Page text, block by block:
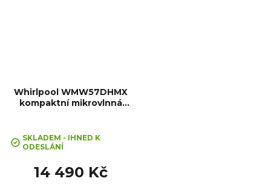
Whirlpool WMW57DHMX
kompaktní mikrovlnná
SKLADEM - IHNED K
ODESLÁNÍ
14 490 Kč